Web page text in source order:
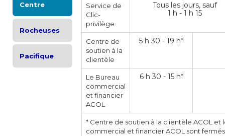
Centre
Rocheuses
Pacifique
Service de
Clic-
privilège
Tous les jours, sauf
1 h - 1 h 15
Centre de
soutien à la
clientèle
5 h 30 - 19 h*
Le Bureau
commercial
et financier
ACOL
6 h 30 - 15 h*
* Centre de soutien à la clientèle ACOL et
commercial et financier ACOL sont